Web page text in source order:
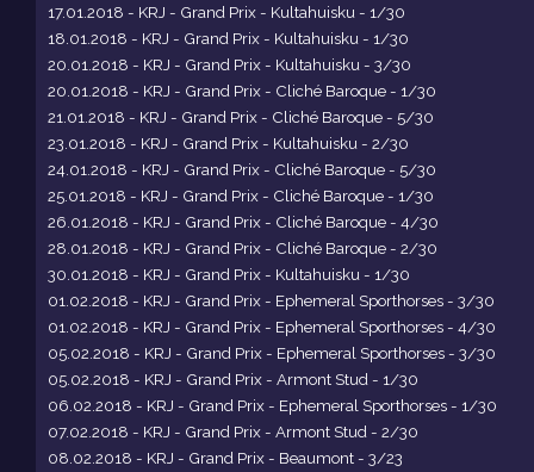
17.01.2018 - KRJ - Grand Prix - Kultahuisku - 1/30
18.01.2018 - KRJ - Grand Prix - Kultahuisku - 1/30
20.01.2018 - KRJ - Grand Prix - Kultahuisku - 3/30
20.01.2018 - KRJ - Grand Prix - Cliché Baroque - 1/30
21.01.2018 - KRJ - Grand Prix - Cliché Baroque - 5/30
23.01.2018 - KRJ - Grand Prix - Kultahuisku - 2/30
24.01.2018 - KRJ - Grand Prix - Cliché Baroque - 5/30
25.01.2018 - KRJ - Grand Prix - Cliché Baroque - 1/30
26.01.2018 - KRJ - Grand Prix - Cliché Baroque - 4/30
28.01.2018 - KRJ - Grand Prix - Cliché Baroque - 2/30
30.01.2018 - KRJ - Grand Prix - Kultahuisku - 1/30
01.02.2018 - KRJ - Grand Prix - Ephemeral Sporthorses - 3/30
01.02.2018 - KRJ - Grand Prix - Ephemeral Sporthorses - 4/30
05.02.2018 - KRJ - Grand Prix - Ephemeral Sporthorses - 3/30
05.02.2018 - KRJ - Grand Prix - Armont Stud - 1/30
06.02.2018 - KRJ - Grand Prix - Ephemeral Sporthorses - 1/30
07.02.2018 - KRJ - Grand Prix - Armont Stud - 2/30
08.02.2018 - KRJ - Grand Prix - Beaumont - 3/23